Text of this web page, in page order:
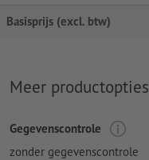
Basisprijs (excl. btw)
Meer productopties
Gegevenscontrole
zonder gegevenscontrole